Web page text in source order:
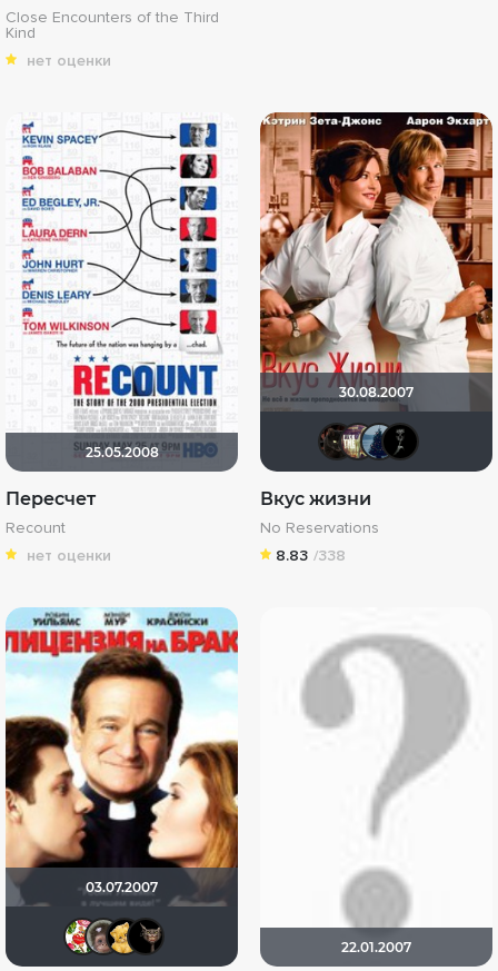
Close Encounters of the Third
Kind
нет оценки
25.05.2008
Пересчет
Recount
нет оценки
30.08.2007
Вкус жизни
No Reservations
8.83 /338
03.07.2007
борис бакуменко
Алина28
zoro-xwxsw
22.01.2007